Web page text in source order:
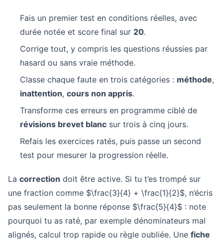
Fais un premier test en conditions réelles, avec
durée notée et score final sur 20.
Corrige tout, y compris les questions réussies par
hasard ou sans vraie méthode.
Classe chaque faute en trois catégories : méthode,
inattention, cours non appris.
Transforme ces erreurs en programme ciblé de
révisions brevet blanc sur trois à cinq jours.
Refais les exercices ratés, puis passe un second
test pour mesurer la progression réelle.
La correction doit être active. Si tu t’es trompé sur
une fraction comme $\frac{3}{4} + \frac{1}{2}$, n’écris
pas seulement la bonne réponse $\frac{5}{4}$ : note
pourquoi tu as raté, par exemple dénominateurs mal
alignés, calcul trop rapide ou règle oubliée. Une fiche